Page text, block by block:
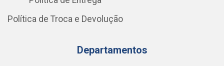
Política de Troca e Devolução
Departamentos